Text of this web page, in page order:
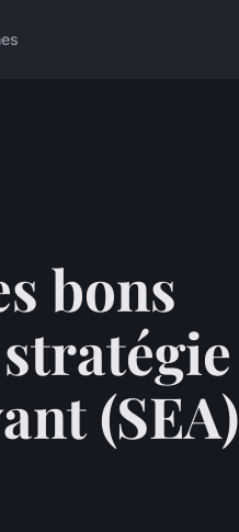
bons
(SEA)